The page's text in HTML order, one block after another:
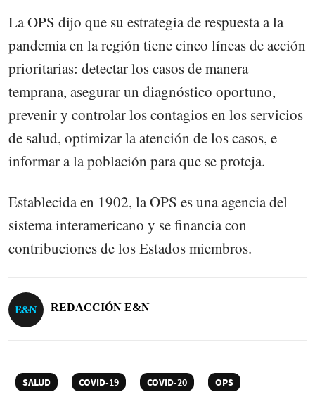
La OPS dijo que su estrategia de respuesta a la
pandemia en la región tiene cinco líneas de acción
prioritarias: detectar los casos de manera
temprana, asegurar un diagnóstico oportuno,
prevenir y controlar los contagios en los servicios
de salud, optimizar la atención de los casos, e
informar a la población para que se proteja.
Establecida en 1902, la OPS es una agencia del
sistema interamericano y se financia con
contribuciones de los Estados miembros.
REDACCIÓN E&N
SALUD COVID-19 COVID-20 OPS